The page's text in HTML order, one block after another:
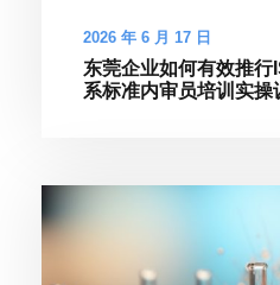
2026 年 6 月 17 日
东莞企业如何有效推
系标准内审员培训实操